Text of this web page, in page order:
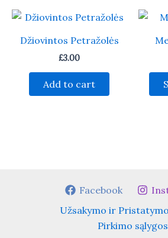
Džiovintos Petražolės
£3.00
Add to cart
Facebook
Užsakymo ir
Pirkimo sąlygos